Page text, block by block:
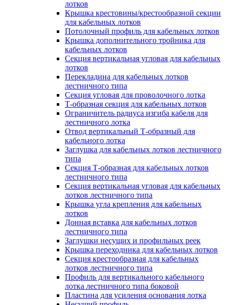
лотков
Крышка крестовины/крестообразной секции
для кабельных лотков
Потолочный профиль для кабельных лотков
Крышка дополнительного тройника для
кабельных лотков
Секция вертикальная угловая для кабельных
лотков
Перекладина для кабельных лотков
лестничного типа
Секция угловая для проволочного лотка
Т-образная секция для кабельных лотков
Ограничитель радиуса изгиба кабеля для
лестничного лотка
Отвод вертикальный Т-образный для
кабельного лотка
Заглушка для кабельных лотков лестничного
типа
Секция Т-образная для кабельных лотков
лестничного типа
Секция вертикальная угловая для кабельных
лотков лестничного типа
Крышка угла крепления для кабельных
лотков
Донная вставка для кабельных лотков
лестничного типа
Заглушки несущих и профильных реек
Крышка переходника для кабельных лотков
Секция крестообразная для кабельных
лотков лестничного типа
Профиль для вертикального кабельного
лотка лестничного типа боковой
Пластина для усиления основания лотка